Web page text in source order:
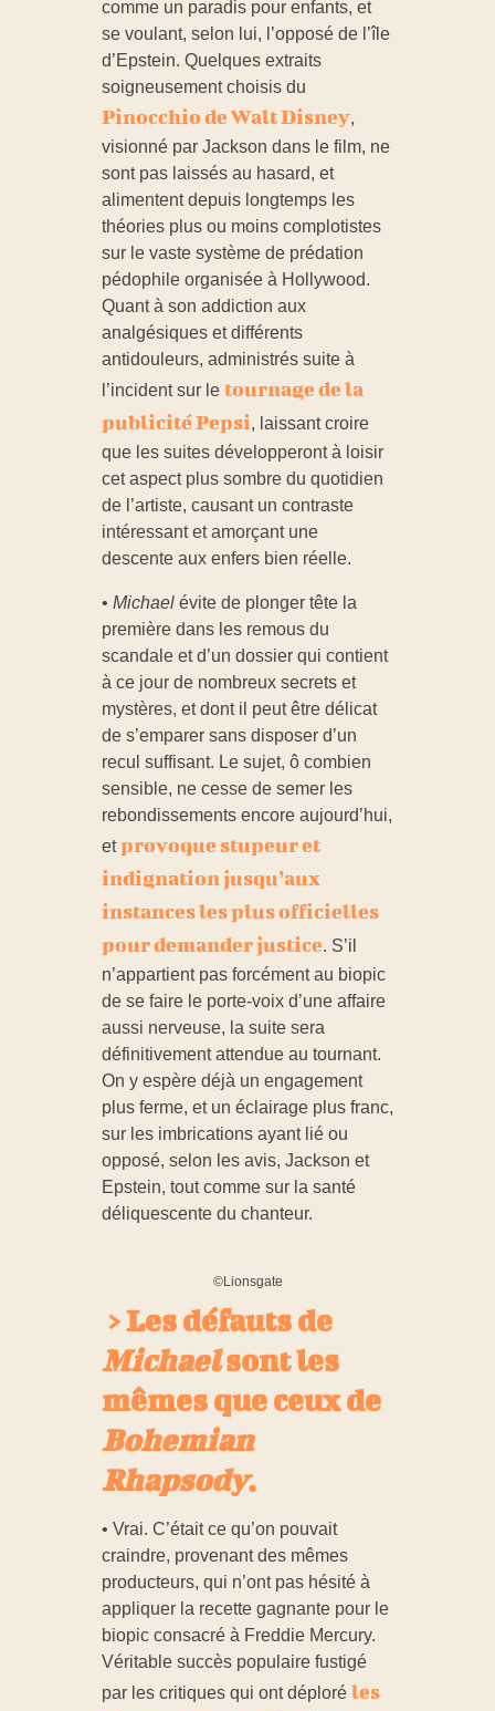
comme un paradis pour enfants, et
se voulant, selon lui, l’opposé de l’île
d’Epstein. Quelques extraits
soigneusement choisis du
Pinocchio de Walt Disney,
visionné par Jackson dans le film, ne
sont pas laissés au hasard, et
alimentent depuis longtemps les
théories plus ou moins complotistes
sur le vaste système de prédation
pédophile organisée à Hollywood.
Quant à son addiction aux
analgésiques et différents
antidouleurs, administrés suite à
l’incident sur le tournage de la
publicité Pepsi, laissant croire
que les suites développeront à loisir
cet aspect plus sombre du quotidien
de l’artiste, causant un contraste
intéressant et amorçant une
descente aux enfers bien réelle.
• Michael évite de plonger tête la
première dans les remous du
scandale et d’un dossier qui contient
à ce jour de nombreux secrets et
mystères, et dont il peut être délicat
de s’emparer sans disposer d’un
recul suffisant. Le sujet, ô combien
sensible, ne cesse de semer les
rebondissements encore aujourd’hui,
etprovoque stupeur et
indignation jusqu’aux
instances les plus officielles
pour demander justice. S’il
n’appartient pas forcément au biopic
de se faire le porte-voix d’une affaire
aussi nerveuse, la suite sera
définitivement attendue au tournant.
On y espère déjà un engagement
plus ferme, et un éclairage plus franc,
sur les imbrications ayant lié ou
opposé, selon les avis, Jackson et
Epstein, tout comme sur la santé
déliquescente du chanteur.
©Lionsgate
> Les défauts de
Michaelsont les
mêmes que ceux de
Bohemian
Rhapsody.
• Vrai. C’était ce qu’on pouvait
craindre, provenant des mêmes
producteurs, qui n’ont pas hésité à
appliquer la recette gagnante pour le
biopic consacré à Freddie Mercury.
Véritable succès populaire fustigé
par les critiques qui ont déploré les